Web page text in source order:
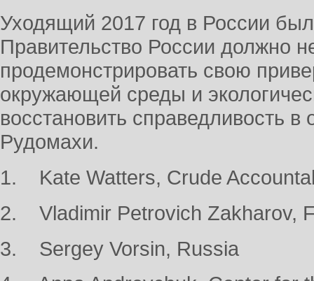
Уходящий 2017 год в России
Правительство России должно
продемонстрировать свою
окружающей среды и
восстановить справедливость
Рудомахи.
1. Kate Watters, Crude
2. Vladimir Petrovich Zakharov,
3. Sergey Vorsin, Russia